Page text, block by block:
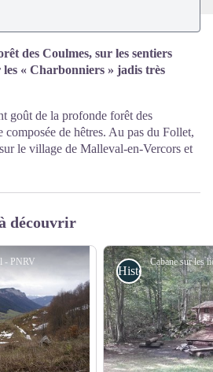
des Coulmes, sur les sentiers
« Charbonniers » jadis très
goût de la profonde forêt des
composée de hêtres. Au pas du Follet,
le village de Malleval-en-Vercors et
découvrir
- PNRV
Histoire et